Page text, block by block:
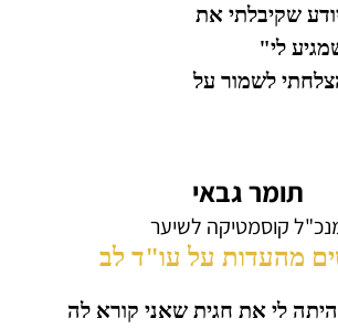
שקיבלתי את
לי"
לשמור על
תומר גבאי
קוסמטיקה לשיער
מהעדות על עו"ד לב
לי את חגית שאני קורא לה